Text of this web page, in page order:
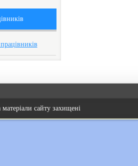
сайту захищені